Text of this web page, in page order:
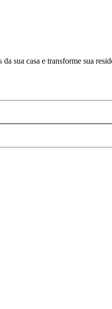
sua casa e transforme sua